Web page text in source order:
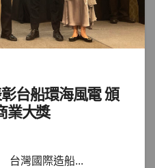
台船環海風電 頒
業大獎
台灣國際造船...